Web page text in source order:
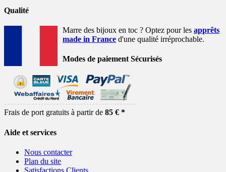
Qualité
Marre des bijoux en toc ? Optez pour les apprêts
made in France d'une qualité irréprochable.
Modes de paiement Sécurisés
Frais de port gratuits à partir de 85 € *
Aide et services
Nous contacter
Plan du site
Satisfactions Clients